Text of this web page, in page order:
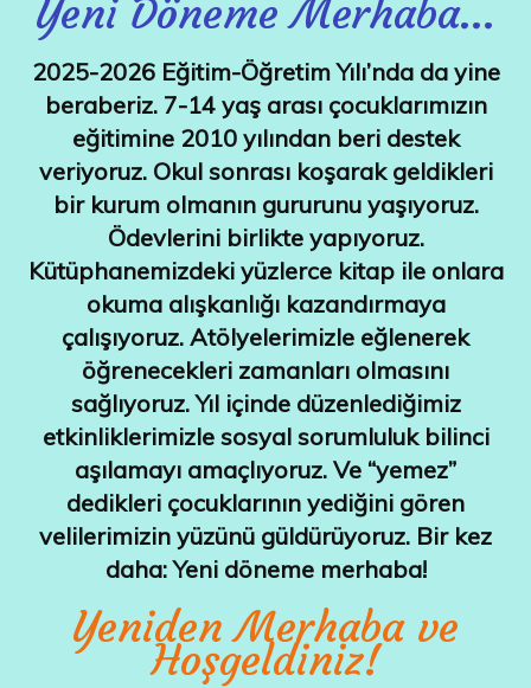
Yeni Döneme Merhaba…
2025-2026 Eğitim-Öğretim Yılı’nda da yine
beraberiz. 7-14 yaş arası çocuklarımızın
eğitimine 2010 yılından beri destek
veriyoruz. Okul sonrası koşarak geldikleri
bir kurum olmanın gururunu yaşıyoruz.
Ödevlerini birlikte yapıyoruz.
Kütüphanemizdeki yüzlerce kitap ile onlara
okuma alışkanlığı kazandırmaya
çalışıyoruz. Atölyelerimizle eğlenerek
öğrenecekleri zamanları olmasını
sağlıyoruz. Yıl içinde düzenlediğimiz
etkinliklerimizle sosyal sorumluluk bilinci
aşılamayı amaçlıyoruz. Ve “yemez”
dedikleri çocuklarının yediğini gören
velilerimizin yüzünü güldürüyoruz. Bir kez
daha: Yeni döneme merhaba!
Yeniden Merhaba ve
Hoşgeldiniz!